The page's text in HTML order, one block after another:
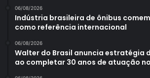
da Optalert.
06/08/2026
Indústria brasileira de ônibus
como referência internacional
06/08/2026
Walter do Brasil anuncia estratégia
ao completar 30 anos de atuação